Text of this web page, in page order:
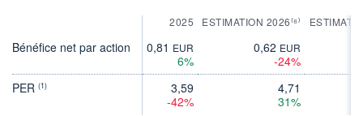
2025 ESTIMATION 2026⁽⁸⁾
Bénéfice net par action 0,81 EUR
6%
0,62 EUR
-24%
PER (1)
3,59
-42%
4,71
31%